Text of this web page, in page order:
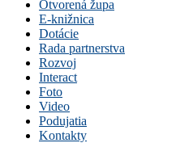
Otvorená župa
E-knižnica
Dotácie
Rada partnerstva
Rozvoj
Interact
Foto
Video
Podujatia
Kontakty